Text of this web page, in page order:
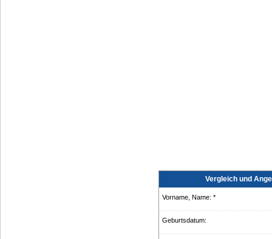
Vergleich und
Vorname, Name: *
Geburts­datum: